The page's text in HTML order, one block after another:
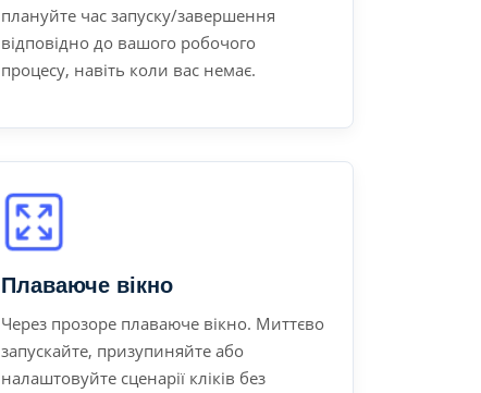
плануйте час запуску/завершення
відповідно до вашого робочого
процесу, навіть коли вас немає.
Плаваюче вікно
Через прозоре плаваюче вікно. Миттєво
запускайте, призупиняйте або
налаштовуйте сценарії кліків без